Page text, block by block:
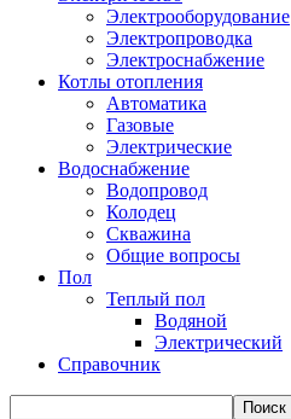
Электрооборудование
Электропроводка
Электроснабжение
Котлы отопления
Автоматика
Газовые
Электрические
Водоснабжение
Водопровод
Колодец
Скважина
Общие вопросы
Пол
Теплый пол
Водяной
Электрический
Справочник